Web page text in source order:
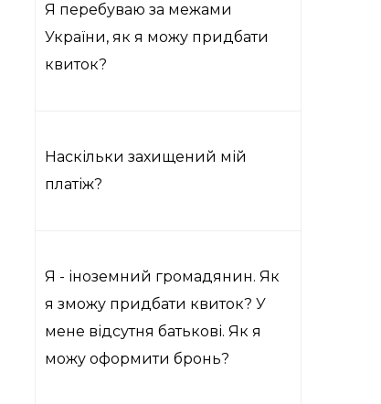
Я перебуваю за межами
України, як я можу придбати
квиток?
Наскільки захищений мій
платіж?
Я - іноземний громадянин. Як
я зможу придбати квиток? У
мене відсутня батькові. Як я
можу оформити бронь?